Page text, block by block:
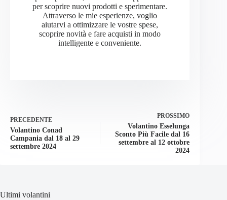
per scoprire nuovi prodotti e sperimentare.
Attraverso le mie esperienze, voglio
aiutarvi a ottimizzare le vostre spese,
scoprire novità e fare acquisti in modo
intelligente e conveniente.
PRECEDENTE
Volantino Conad
Campania dal 18 al 29
settembre 2024
PROSSIMO
Volantino Esselunga
Sconto Più Facile dal 16
settembre al 12 ottobre
2024
Ultimi volantini